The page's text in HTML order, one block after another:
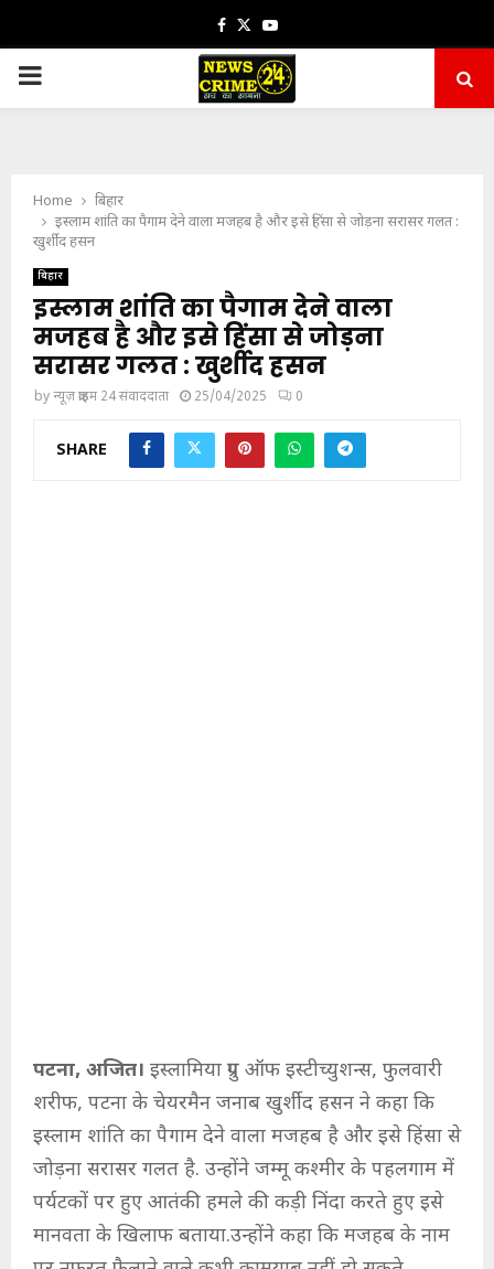
Facebook
TwitterYoutube
PRIMARY
Home
बिहार
इस्लाम शांति का पैगाम देने वाला मजहब है और इसे हिंसा से जोड़ना सरासर गलत :
खुर्शीद हसन
बिहार
इस्लाम शांति का पैगाम देने वाला
मजहब है और इसे हिंसा से जोड़ना
सरासर गलत : खुर्शीद हसन
byन्यूज़ क्राइम 24 संवाददाता 25/04/2025 0
SHARE
पटना, अजित। इस्लामिया ग्रुप ऑफ इस्टीच्युशन्स, फुलवारी
शरीफ, पटना के चेयरमैन जनाब खुर्शीद हसन ने कहा कि
इस्लाम शांति का पैगाम देने वाला मजहब है और इसे हिंसा से
जोड़ना सरासर गलत है. उन्होंने जम्मू कश्मीर के पहलगाम में
पर्यटकों पर हुए आतंकी हमले की कड़ी निंदा करते हुए इसे
मानवता के खिलाफ बताया.उन्होंने कहा कि मजहब के नाम